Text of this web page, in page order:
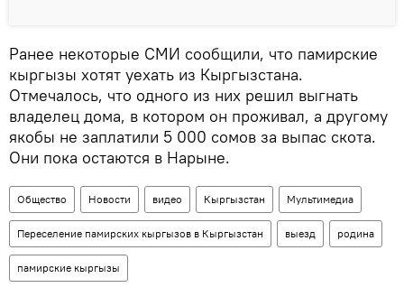
Ранее некоторые СМИ сообщили, что памирские
кыргызы хотят уехать из Кыргызстана.
Отмечалось, что одного из них решил выгнать
владелец дома, в котором он проживал, а другому
якобы не заплатили 5 000 сомов за выпас скота.
Они пока остаются в Нарыне.
Общество Новости видео Кыргызстан Мультимедиа
Переселение памирских кыргызов в Кыргызстан выезд родина
памирские кыргызы